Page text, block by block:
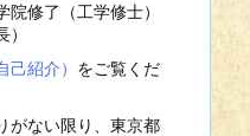
院修了（工学修士）
紹介） をご覧くだ
がない限り、東京都